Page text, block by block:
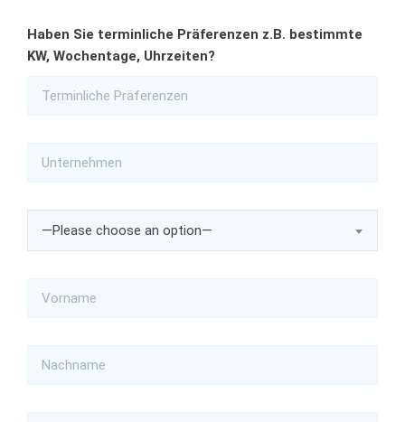
Haben Sie terminliche Präferenzen z.B. bestimmte
KW, Wochentage, Uhrzeiten?
—Please choose an option—